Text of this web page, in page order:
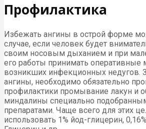
Профилактика
Избежать ангины в острой форме
случае, если человек будет
своим носовым дыханием и при
его работы принимать
возникших инфекционных недугов.
ангины, необходимо обязательно
профилактики промывание лакун и
миндалины специально
препаратами. Чаще всего для этих
использовать 1% йод-глицерин,